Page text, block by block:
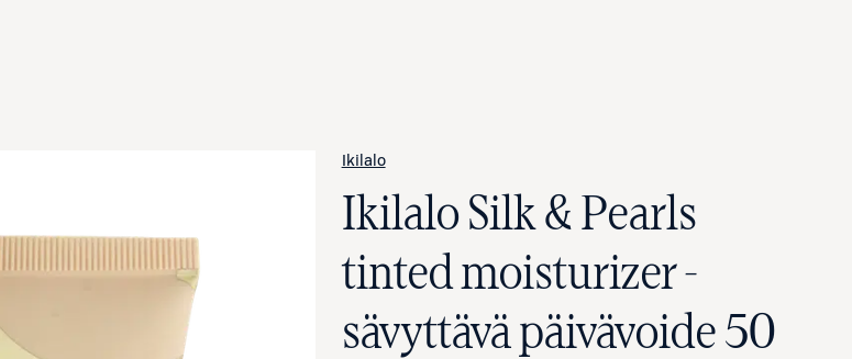
Ikilalo
Ikilalo Silk & Pearls
tinted moisturizer -
sävyttävä päivävoide 50